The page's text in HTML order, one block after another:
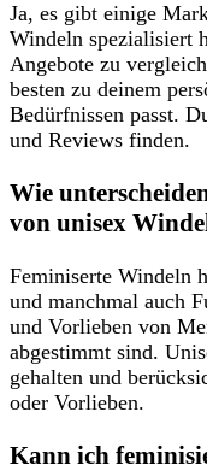
Ja, es gibt einige
Windeln spezialisiert
Angebote ‍zu
besten⁢ zu deinem
⁢Bedürfnissen passt.⁤
und Reviews finden.
Wie
von unisex
Feminiserte Windeln
und manchmal auch
und Vorlieben von
abgestimmt sind.
gehalten und
oder Vorlieben.
Kann ich⁢